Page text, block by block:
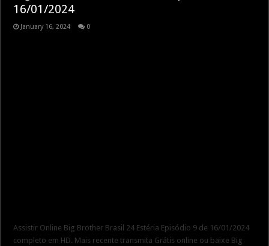
16/01/2024
January 16, 2024 0
Assistir Online Big Brother Brasil 24 Estéria Episódio 9 de 16/01/2024
completo em HD. Mais recente transmita Grátis online ou baixe Big